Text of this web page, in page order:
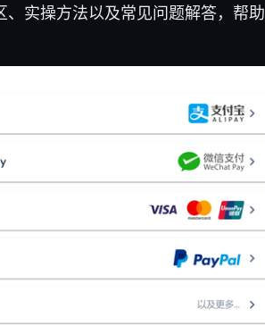
实操方法以及常见问题解答，帮助